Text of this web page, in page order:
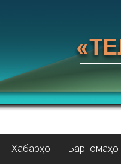
Хабарҳо Барномаҳо